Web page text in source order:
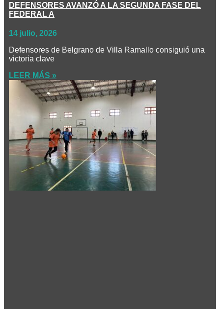
DEFENSORES AVANZÓ A LA SEGUNDA FASE DEL
FEDERAL A
14 julio, 2026
Defensores de Belgrano de Villa Ramallo consiguió una
victoria clave
LEER MÁS »